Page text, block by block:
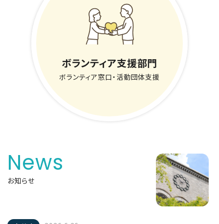
ボランティア支援部門
ボランティア窓口・活動団体支援
News
お知らせ